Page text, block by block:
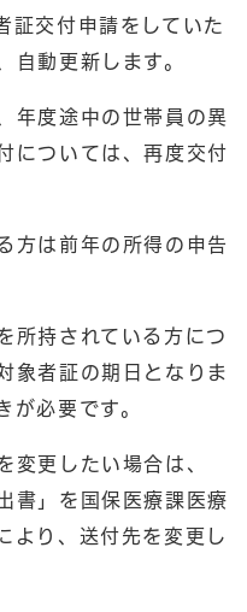
証交付申請をしていた
自動更新します。
年度途中の世帯員の異
については、再度交付
方は前年の所得の申告
所持されている方につ
象者証の期日となりま
が必要です。
変更したい場合は、
書」を国保医療課医療
より、送付先を変更し